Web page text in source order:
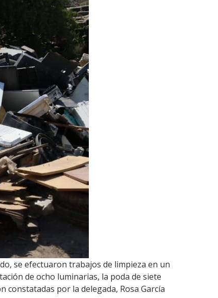
se efectuaron trabajos de limpieza en un
de ocho luminarias, la poda de siete
constatadas por la delegada, Rosa García